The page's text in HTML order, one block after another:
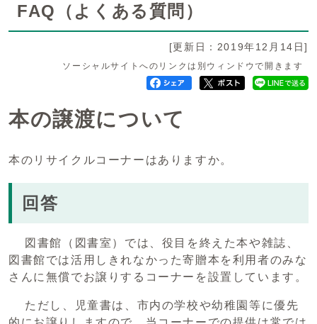
FAQ（よくある質問）
[更新日：2019年12月14日]
ソーシャルサイトへのリンクは別ウィンドウで開きます
本の譲渡について
本のリサイクルコーナーはありますか。
回答
図書館（図書室）では、役目を終えた本や雑誌、
図書館では活用しきれなかった寄贈本を利用者のみな
さんに無償でお譲りするコーナーを設置しています。
ただし、児童書は、市内の学校や幼稚園等に優先